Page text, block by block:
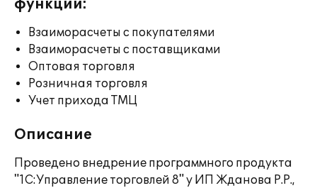
функции:
Взаиморасчеты с покупателями
Взаиморасчеты с поставщиками
Оптовая торговля
Розничная торговля
Учет прихода ТМЦ
Описание
Проведено внедрение программного продукта
"1С:Управление торговлей 8" у ИП Жданова Р.Р.,